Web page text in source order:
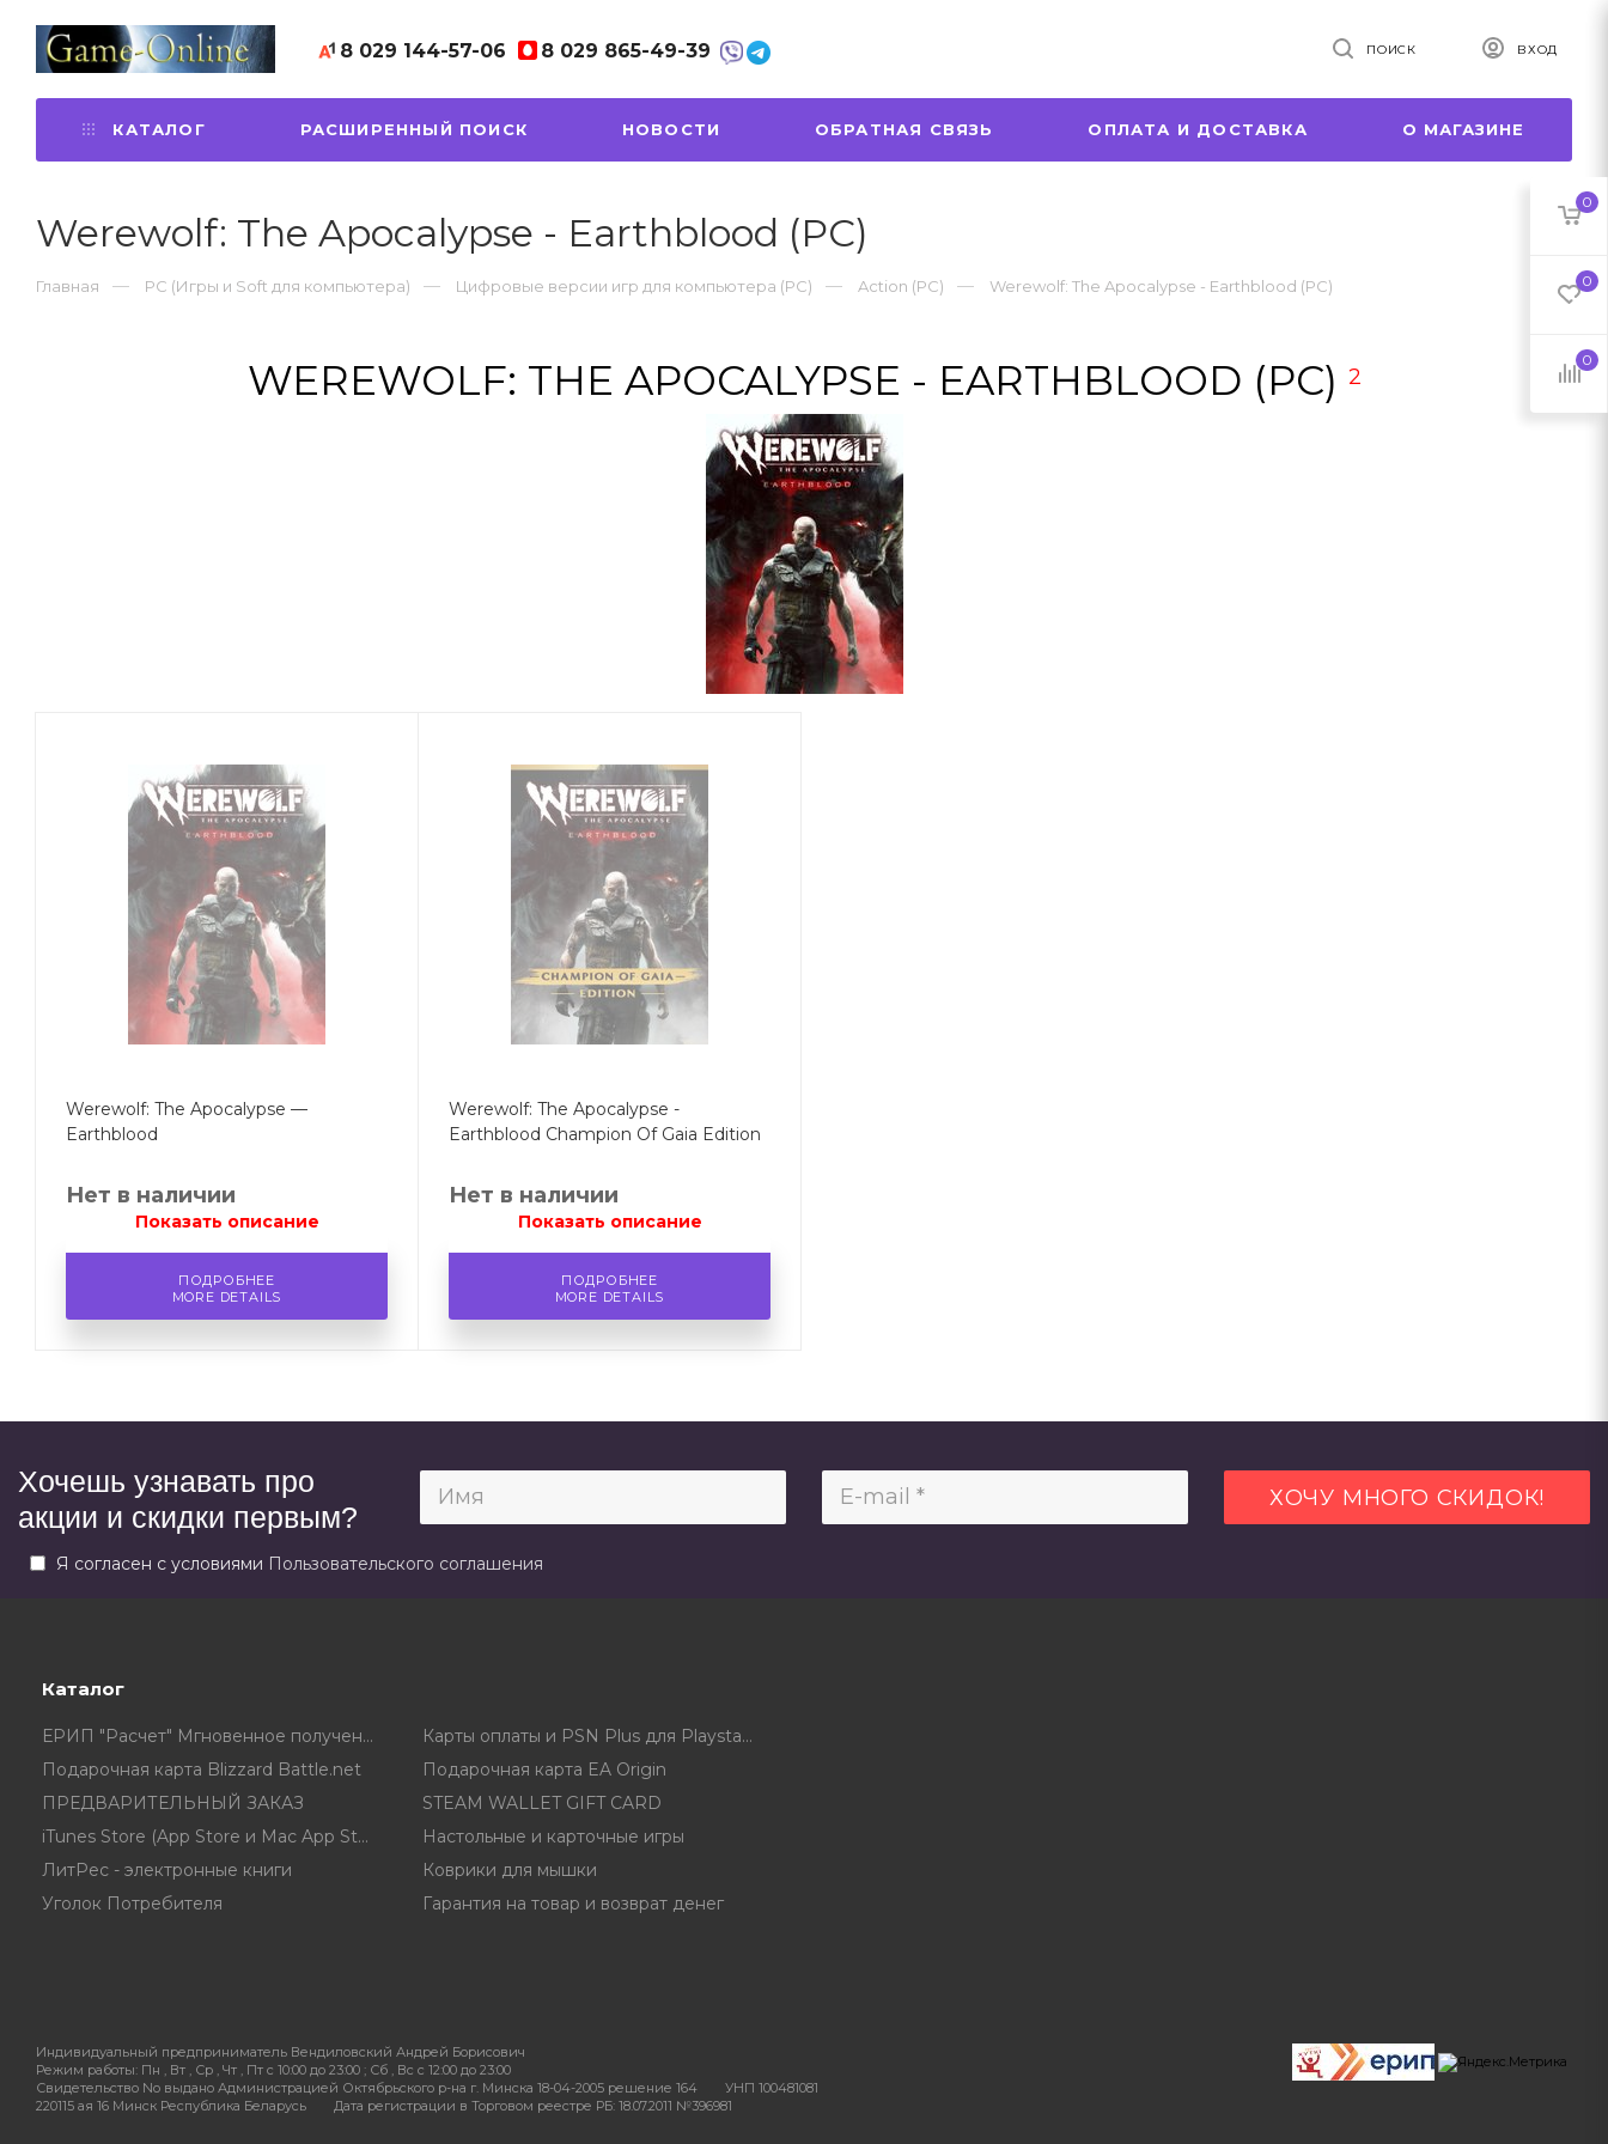
8 029 144-57-06 8 029 865-49-39 ПОИСК ВХОД
КАТАЛОГ РАСШИРЕННЫЙ ПОИСК НОВОСТИ ОБРАТНАЯ СВЯЗЬ ОПЛАТА И ДОСТАВКА О МАГАЗИНЕ
0
0
0
Werewolf: The Apocalypse - Earthblood (PC)
Главная PC (Игры и Soft для компьютера) Цифровые версии игр для компьютера (PC) Action (PC) Werewolf: The Apocalypse - Earthblood (PC)
WEREWOLF: THE APOCALYPSE - EARTHBLOOD (PC) 2
Werewolf: The Apocalypse —
Earthblood
Нет в наличии
Показать описание
ПОДРОБНЕЕ
MORE DETAILS
Werewolf: The Apocalypse -
Earthblood Champion Of Gaia Edition
Нет в наличии
Показать описание
ПОДРОБНЕЕ
MORE DETAILS
Хочешь узнавать про
акции и скидки первым?
Я согласен с условиями Пользовательского соглашения
Каталог
ЕРИП "Расчет" Мгновенное получение ключа в чеке
Карты оплаты и PSN Plus для Playstation 5 и 4 и 3 (PSN)
Подарочная карта Blizzard Battle.net
Подарочная карта EA Origin
ПРЕДВАРИТЕЛЬНЫЙ ЗАКАЗ
STEAM WALLET GIFT CARD
iTunes Store (App Store и Mac App Store) Gift Card
Настольные и карточные игры
ЛитРес - электронные книги
Коврики для мышки
Уголок Потребителя
Гарантия на товар и возврат денег
Индивидуальный предприниматель Вендиловский Андрей Борисович
Режим работы: Пн , Вт , Ср , Чт , Пт c 10:00 до 23:00 ; Сб , Вс c 12:00 до 23:00
Свидетельство No выдано Администрацией Октябрьского р-на г. Минска 18-04-2005 решение 164
УНП 100481081
220115 ая 16 Минск Республика Беларусь
Дата регистрации в Торговом реестре РБ: 18.07.2011 №396981